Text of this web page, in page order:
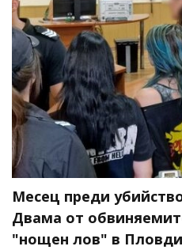
Месец преди
Двама от
"нощен лов" в